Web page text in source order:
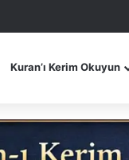
Kuran’ı Kerim Okuyun